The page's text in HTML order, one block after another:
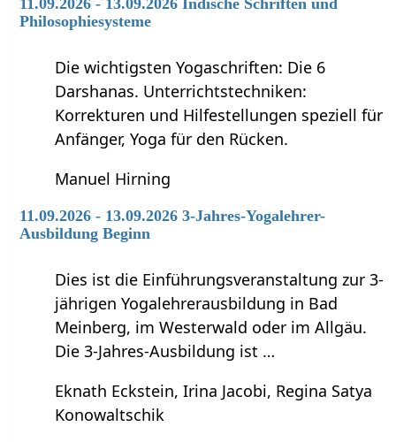
Philosophiesysteme
Die wichtigsten Yogaschriften: Die 6
Darshanas. Unterrichtstechniken:
Korrekturen und Hilfestellungen speziell für
Anfänger, Yoga für den Rücken.
Manuel Hirning
11.09.2026 - 13.09.2026 3-Jahres-Yogalehrer-
Ausbildung Beginn
Dies ist die Einführungsveranstaltung zur 3-
jährigen Yogalehrerausbildung in Bad
Meinberg, im Westerwald oder im Allgäu.
Die 3-Jahres-Ausbildung ist …
Eknath Eckstein, Irina Jacobi, Regina Satya
Konowaltschik